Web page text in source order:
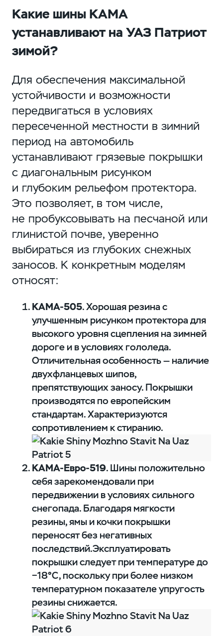
Какие шины КАМА
устанавливают на УАЗ Патриот
зимой?
Для обеспечения максимальной
устойчивости и возможности
передвигаться в условиях
пересеченной местности в зимний
период на автомобиль
устанавливают грязевые покрышки
с диагональным рисунком
и глубоким рельефом протектора.
Это позволяет, в том числе,
не пробуксовывать на песчаной или
глинистой почве, уверенно
выбираться из глубоких снежных
заносов. К конкретным моделям
относят:
КАМА-505. Хорошая резина с
улучшенным рисунком протектора для
высокого уровня сцепления на зимней
дороге и в условиях гололеда.
Отличительная особенность — наличие
двухфланцевых шипов,
препятствующих заносу. Покрышки
производятся по европейским
стандартам. Характеризуются
сопротивлением к стиранию.
КАМА-Евро-519. Шины положительно
себя зарекомендовали при
передвижении в условиях сильного
снегопада. Благодаря мягкости
резины, ямы и кочки покрышки
переносят без негативных
последствий.Эксплуатировать
покрышки следует при температуре до
−18°С, поскольку при более низком
температурном показателе упругость
резины снижается.